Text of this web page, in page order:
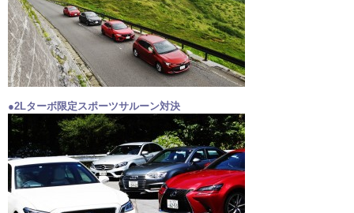
●2Lターボ限定スポーツサルーン対決